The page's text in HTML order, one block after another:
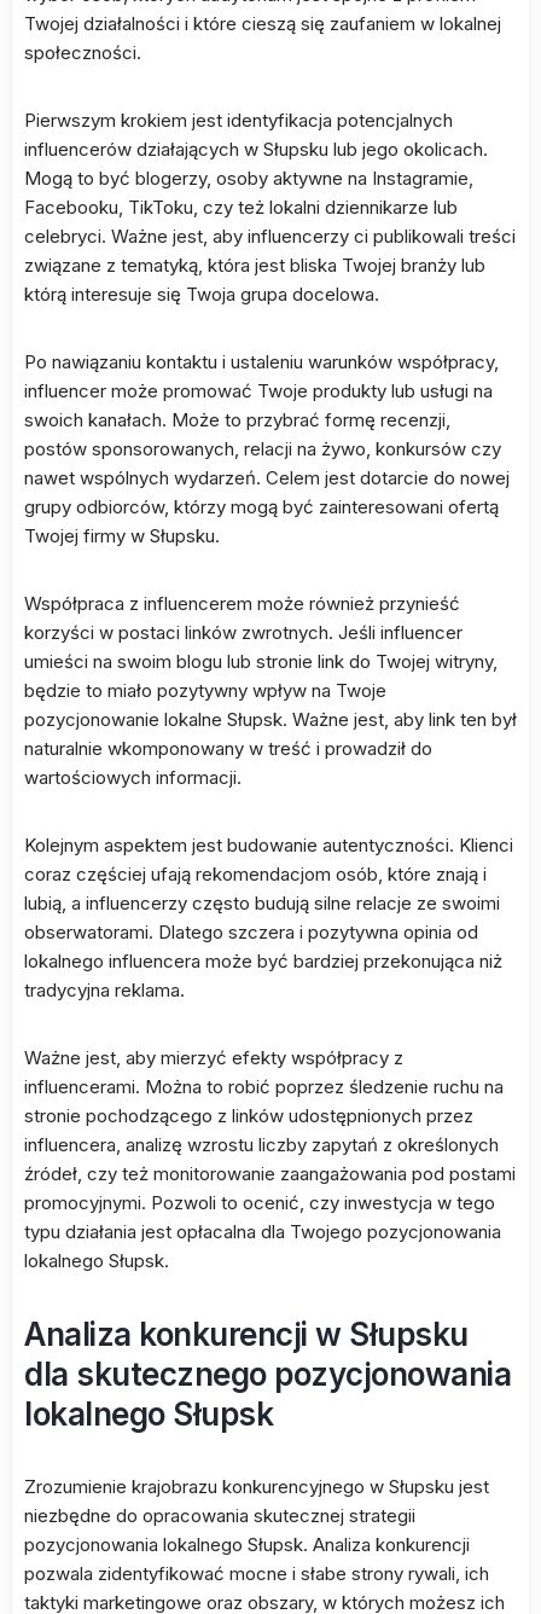
Twojej działalności i które cieszą się zaufaniem w lokalnej
społeczności.
Pierwszym krokiem jest identyfikacja potencjalnych
influencerów działających w Słupsku lub jego okolicach.
Mogą to być blogerzy, osoby aktywne na Instagramie,
Facebooku, TikToku, czy też lokalni dziennikarze lub
celebryci. Ważne jest, aby influencerzy ci publikowali treści
związane z tematyką, która jest bliska Twojej branży lub
którą interesuje się Twoja grupa docelowa.
Po nawiązaniu kontaktu i ustaleniu warunków współpracy,
influencer może promować Twoje produkty lub usługi na
swoich kanałach. Może to przybrać formę recenzji,
postów sponsorowanych, relacji na żywo, konkursów czy
nawet wspólnych wydarzeń. Celem jest dotarcie do nowej
grupy odbiorców, którzy mogą być zainteresowani ofertą
Twojej firmy w Słupsku.
Współpraca z influencerem może również przynieść
korzyści w postaci linków zwrotnych. Jeśli influencer
umieści na swoim blogu lub stronie link do Twojej witryny,
będzie to miało pozytywny wpływ na Twoje
pozycjonowanie lokalne Słupsk. Ważne jest, aby link ten był
naturalnie wkomponowany w treść i prowadził do
wartościowych informacji.
Kolejnym aspektem jest budowanie autentyczności. Klienci
coraz częściej ufają rekomendacjom osób, które znają i
lubią, a influencerzy często budują silne relacje ze swoimi
obserwatorami. Dlatego szczera i pozytywna opinia od
lokalnego influencera może być bardziej przekonująca niż
tradycyjna reklama.
Ważne jest, aby mierzyć efekty współpracy z
influencerami. Można to robić poprzez śledzenie ruchu na
stronie pochodzącego z linków udostępnionych przez
influencera, analizę wzrostu liczby zapytań z określonych
źródeł, czy też monitorowanie zaangażowania pod postami
promocyjnymi. Pozwoli to ocenić, czy inwestycja w tego
typu działania jest opłacalna dla Twojego pozycjonowania
lokalnego Słupsk.
Analiza konkurencji w Słupsku
dla skutecznego pozycjonowania
lokalnego Słupsk
Zrozumienie krajobrazu konkurencyjnego w Słupsku jest
niezbędne do opracowania skutecznej strategii
pozycjonowania lokalnego Słupsk. Analiza konkurencji
pozwala zidentyfikować mocne i słabe strony rywali, ich
taktyki marketingowe oraz obszary, w których możesz ich